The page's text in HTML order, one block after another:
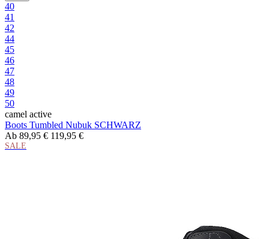
40
41
42
44
45
46
47
48
49
50
camel active
Boots Tumbled Nubuk SCHWARZ
Ab 89,95 € 119,95 €
SALE